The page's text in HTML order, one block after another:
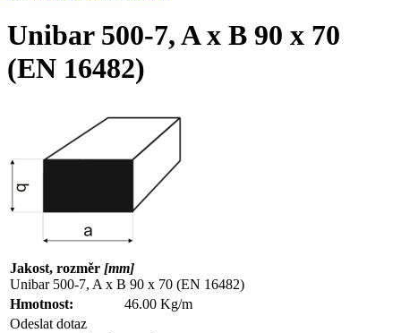
Unibar 500-7, A x B 90 x 70
(EN 16482)
Jakost, rozměr [mm]
Unibar 500-7, A x B 90 x 70 (EN 16482)
Hmotnost:
46.00 Kg/m
Odeslat dotaz